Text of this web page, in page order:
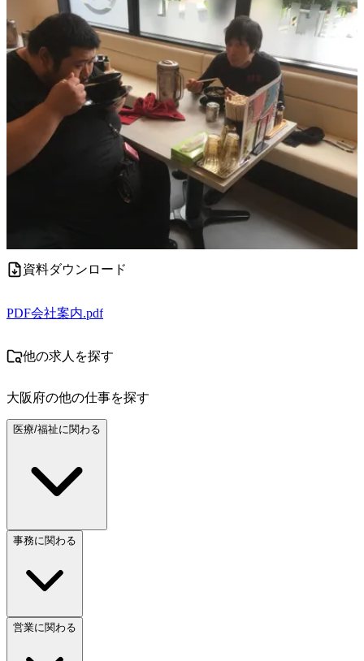
資料ダウンロード
PDF会社案内.pdf
他の求人を探す
大阪府の他の仕事を探す
医療/福祉に関わる
事務に関わる
営業に関わる